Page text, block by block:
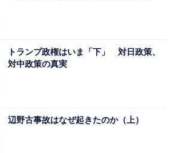
トランプ政権はいま「下」 対日政策、
対中政策の真実
辺野古事故はなぜ起きたのか（上）